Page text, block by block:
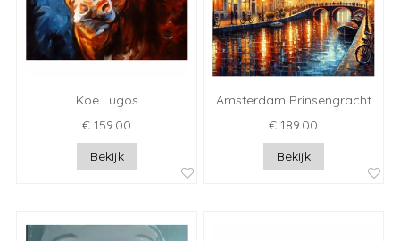
Koe Lugos
€ 159.00
Bekijk
Amsterdam Prinsengracht
€ 189.00
Bekijk